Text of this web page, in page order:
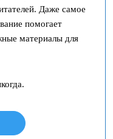
Даже самое
помогает
материалы для